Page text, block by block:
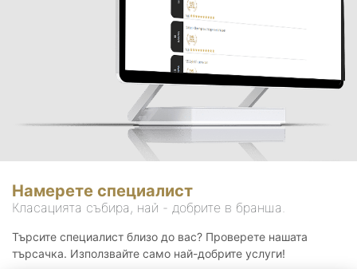
Намерете специалист
Класацията събира, най - добрите в бранша.
Търсите специалист близо до вас? Проверете нашата
търсачка. Използвайте само най-добрите услуги!